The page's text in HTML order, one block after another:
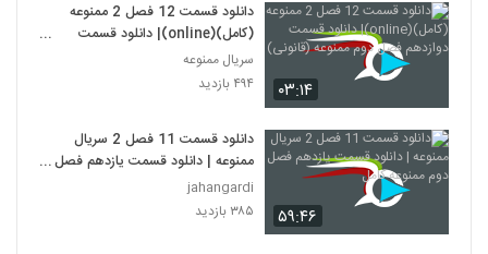
۰۳:۱۴
دانلود قسمت 12 فصل 2 ممنوعه
(کامل)(online)| دانلود قسمت
دوازدهم فصل دوم ممنوعه (قانونی)
سریال ممنوعه
۴۹۴ بازدید
۵۹:۴۶
دانلود قسمت 11 فصل 2 سریال
ممنوعه | دانلود قسمت یازدهم فصل
دوم ممنوعه کامل
jahangardi
۳۸۵ بازدید